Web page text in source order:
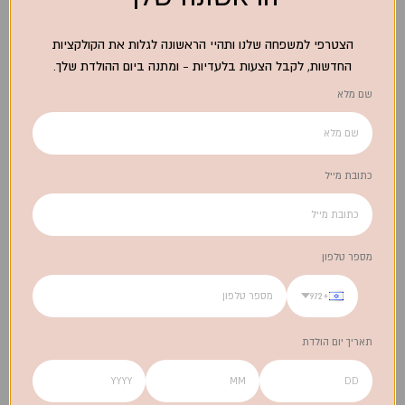
סט פשתן סקאלופ - ורוד
הצטרפי למשפחה שלנו ותהיי הראשונה לגלות את הקולקציות
החדשות, לקבל הצעות בלעדיות - ומתנה ביום ההולדת שלך.
שם מלא
כתובת מייל
מספר טלפון
+972
תאריך יום הולדת